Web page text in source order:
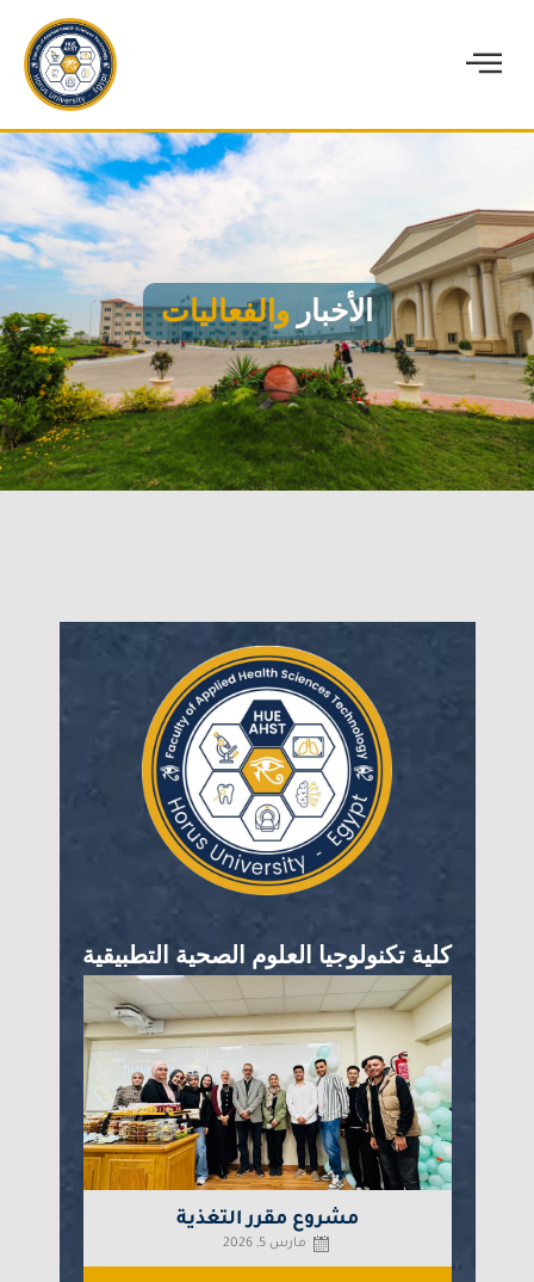
الأخبار والفعاليات
كلية تكنولوجيا العلوم الصحية التطبيقية
مشروع مقرر التغذية
مارس 5, 2026